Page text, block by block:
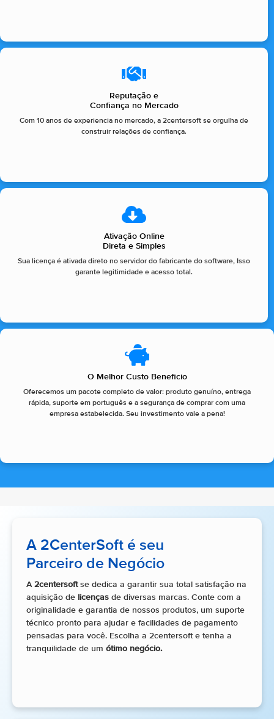
Reputação e
Confiança no Mercado
Com 10 anos de experiencia no mercado, a 2centersoft se orgulha de
construir relações de confiança.
Ativação Online
Direta e Simples
Sua licença é ativada direto no servidor do fabricante do software, Isso
garante legitimidade e acesso total.
O Melhor Custo Beneficio
Oferecemos um pacote completo de valor: produto genuíno, entrega
rápida, suporte em português e a segurança de comprar com uma
empresa estabelecida. Seu investimento vale a pena!
A 2CenterSoft é seu
Parceiro de Negócio
A 2centersoftse dedica a garantir sua total satisfação na
aquisição de licenças de diversas marcas. Conte com a
originalidade e garantia de nossos produtos, um suporte
técnico pronto para ajudar e facilidades de pagamento
pensadas para você. Escolha a 2centersoft e tenha a
tranquilidade de um ótimo negócio.